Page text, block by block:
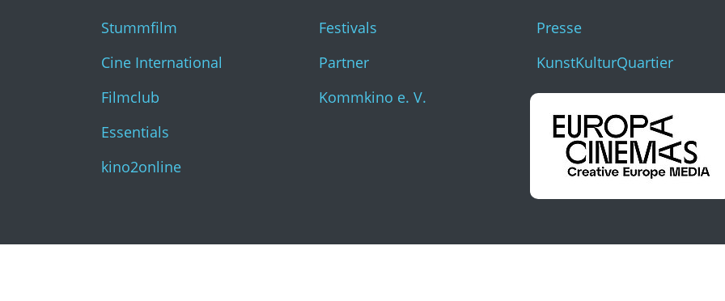
Stummfilm
Cine International
Filmclub
Essentials
kino2online
Festivals
Partner
Kommkino e. V.
Presse
KunstKulturQuartier